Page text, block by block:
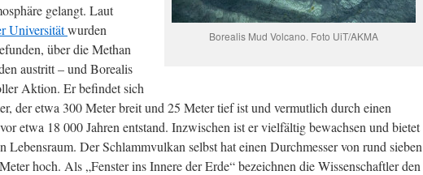
Borealis Mud Volcano. Foto UiT/AKMA
gelangt. Laut
Universitätwurden
über die Methan
austritt – und Borealis
Aktion. Er befindet sich
der etwa 300 Meter breit und 25 Meter tief ist und vermutlich durch einen
etwa 18 000 Jahren entstand. Inzwischen ist er vielfältig bewachsen und bietet
Lebensraum. Der Schlammvulkan selbst hat einen Durchmesser von rund sieben
hoch. Als „Fenster ins Innere der Erde“ bezeichnen die Wissenschaftler den